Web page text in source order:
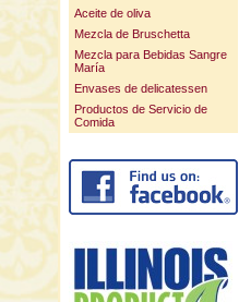
Aceite de oliva
Mezcla de Bruschetta
Mezcla para Bebidas Sangre
María
Envases de delicatessen
Productos de Servicio de
Comida